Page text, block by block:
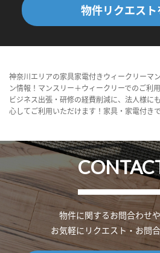
物件リクエスト
神奈川エリアの家具家電付きウィークリーマ
ン情報！マンスリー＋ウィークリーでのご利
ビジネス出張・研修の経費削減に、法人様に
心してご利用いただけます！家具・家電付き
物件に関するお問合わせ
お気軽にリクエスト・お問